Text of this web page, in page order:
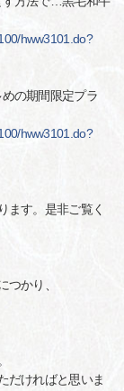
hww3101.do?
の期間限定プラ
hww3101.do?
ます。是非ご覧く
かり、
だければと思いま